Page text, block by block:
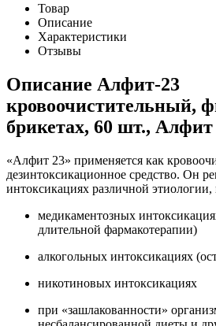
Товар
Описание
Характеристики
Отзывы
Описание Алфит-23
кровоочистительный,
брикетах, 60 шт., Алфит
«Алфит 23» применяется как
дезинтоксикационное средство. Он
интоксикациях различной этиологии,
медикаментозных
длительной фармакотерапии)
алкогольных интоксикациях
никотиновых интоксикациях
при «зашлакованности»